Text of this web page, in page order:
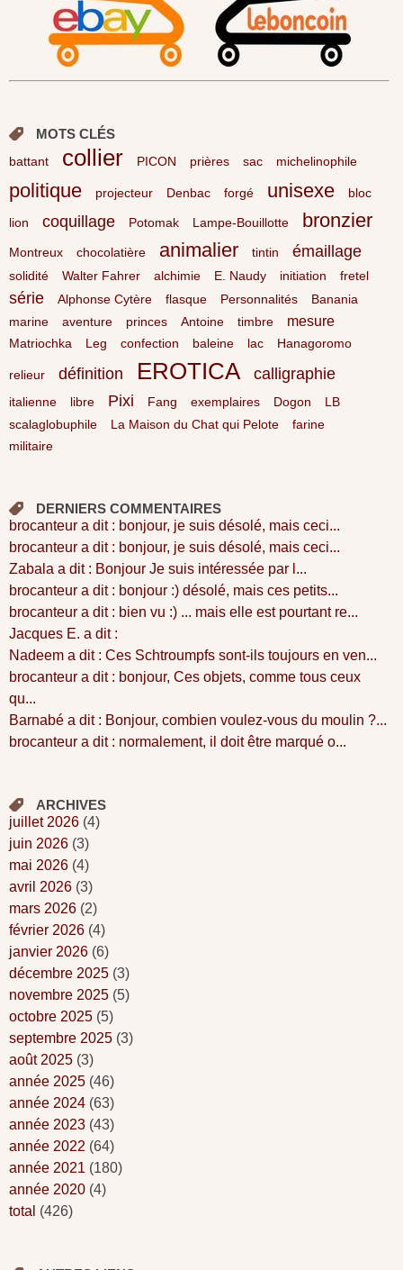
MOTS CLÉS
battant collier PICON prières sac michelinophile
politique projecteur Denbac forgé unisexe bloc
lion coquillage Potomak Lampe-Bouillotte bronzier
Montreux chocolatière animalier tintin émaillage
solidité Walter Fahrer alchimie E. Naudy initiation fretel
série Alphonse Cytère flasque Personnalités
Banania
marine
aventure princes Antoine timbre mesure
Matriochka Leg confection baleine lac Hanagoromo
relieur définition EROTICA calligraphie
italienne libre Pixi Fang exemplaires Dogon
LB
scalaglobuphile
La Maison du Chat qui Pelote
farine
militaire
DERNIERS COMMENTAIRES
brocanteur a dit : bonjour, je suis désolé, mais ceci...
brocanteur a dit : bonjour, je suis désolé, mais ceci...
Zabala a dit : Bonjour Je suis intéressée par l...
brocanteur a dit : bonjour :) désolé, mais ces petits...
brocanteur a dit : bien vu :) ... mais elle est pourtant re...
Jacques E. a dit :
Nadeem a dit : Ces Schtroumpfs sont-ils toujours en ven...
brocanteur a dit : bonjour, Ces objets, comme tous ceux
qu...
Barnabé a dit : Bonjour, combien voulez-vous du moulin ?...
brocanteur a dit : normalement, il doit être marqué o...
ARCHIVES
juillet 2026 (4)
juin 2026 (3)
mai 2026 (4)
avril 2026 (3)
mars 2026 (2)
février 2026 (4)
janvier 2026 (6)
décembre 2025 (3)
novembre 2025 (5)
octobre 2025 (5)
septembre 2025 (3)
août 2025 (3)
année 2025 (46)
année 2024 (63)
année 2023 (43)
année 2022 (64)
année 2021 (180)
année 2020 (4)
total (426)